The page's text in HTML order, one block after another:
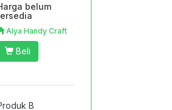
belum
Alya Handy Craft
Beli
B